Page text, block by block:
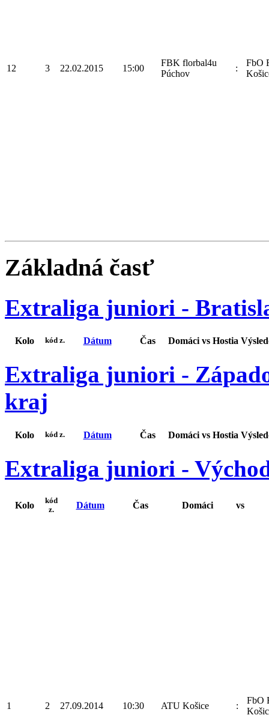
12 3 22.02.2015 15:00
FBK florbal4u
Púchov
:
FbO
Základná časť
Extraliga juniori -
Kolo kód z. Dátum Čas Domáci vs Hostia
Extraliga juniori -
kraj
Kolo kód z. Dátum Čas Domáci vs Hostia
Extraliga juniori -
Kolo
kód
z.
Dátum Čas Domáci vs
1 2 27.09.2014 10:30 ATU Košice :
FbO